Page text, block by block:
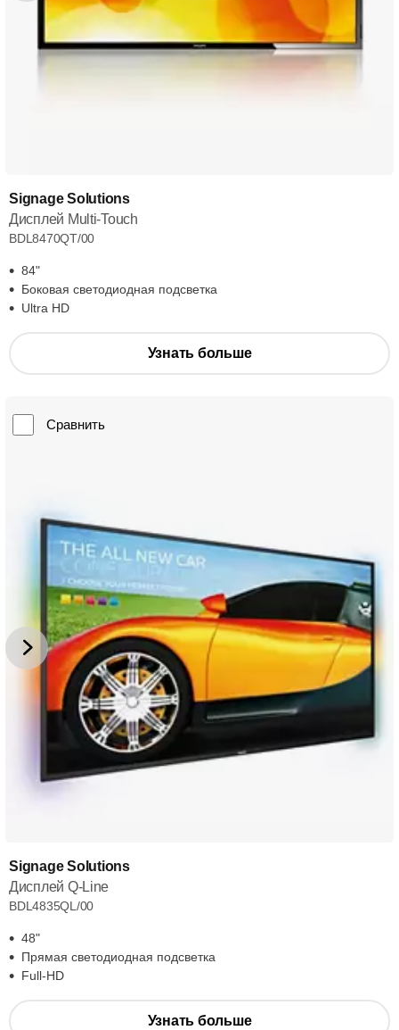
Signage Solutions
Дисплей Multi-Touch
BDL8470QT/00
84"
Боковая светодиодная подсветка
Ultra HD
Узнать больше
Сравнить
Signage Solutions
Дисплей Q-Line
BDL4835QL/00
48"
Прямая светодиодная подсветка
Full-HD
Узнать больше